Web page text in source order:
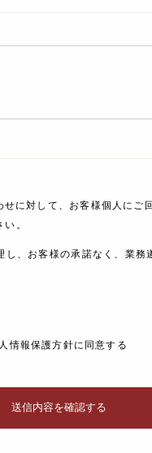
に対して、お客様個人に
。
、お客様の承諾なく、業
情報保護方針に同意する